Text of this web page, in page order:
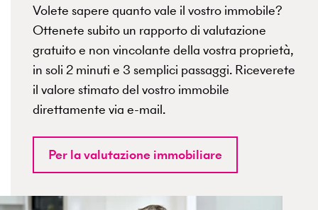
Volete sapere quanto vale il vostro immobile?
Ottenete subito un rapporto di valutazione
gratuito e non vincolante della vostra proprietà,
in soli 2 minuti e 3 semplici passaggi. Riceverete
il valore stimato del vostro immobile
direttamente via e-mail.
Per la valutazione immobiliare